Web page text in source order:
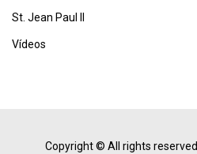
St. Jean Paul II
Vídeos
Copyright © All rights reserved.